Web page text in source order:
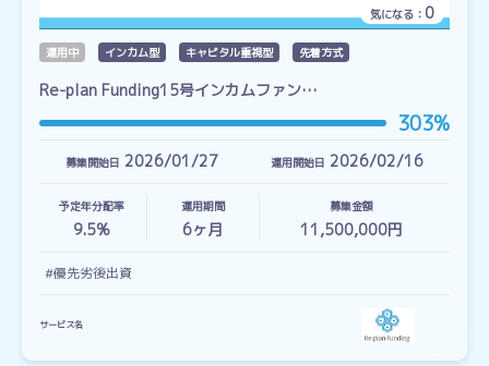
気になる： 0
運用中 インカム型 キャピタル重視型 先着方式
Re-plan Funding15号インカムファン…
303%
募集開始日 2026/01/27 運用開始日 2026/02/16
予定年分配率
9.5%
運用期間
6ヶ月
募集金額
11,500,000円
#優先劣後出資
サービス名